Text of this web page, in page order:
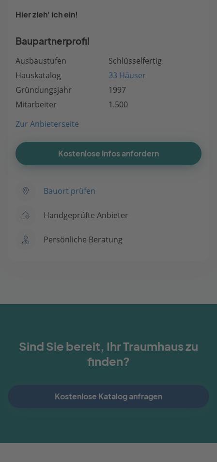
Hier zieh' ich ein!
Baupartnerprofil
Ausbaustufen
Schlüsselfertig
Hauskatalog
33 Häuser
Gründungsjahr
1997
Mitarbeiter
1.500
Zur Anbieterseite
Kostenlose Infos anfordern
Bauort prüfen
Handgeprüfte Anbieter
Persönliche Beratung
Sind Sie bereit, Ihr Traumhaus zu
finden?
Kostenlose Katalog anfragen